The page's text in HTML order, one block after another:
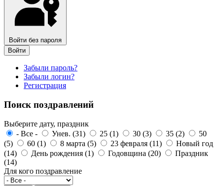
Войти без пароля
Войти
Забыли пароль?
Забыли логин?
Регистрация
Поиск поздравлений
Выберите дату, праздник
- Все -
Унев. (31) 25 (1) 30 (3) 35 (2)
50
(5)
60 (1) 8 марта (5) 23 февраля (11)
Новый год
(14)
День рождения (1) Годовщина (20)
Праздник
(14)
Для кого поздравление